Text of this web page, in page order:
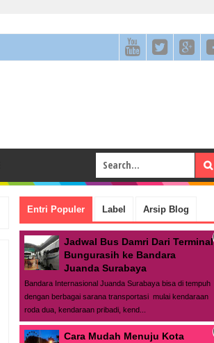
Entri Populer Label Arsip Blog
Jadwal Bus Damri Dari Terminal
Bungurasih ke Bandara
Juanda Surabaya
Bandara Internasional Juanda Surabaya bisa di tempuh
dengan berbagai sarana transportasi mulai kendaraan
roda dua, kendaraan pribadi, kend...
Cara Mudah Menuju Kota